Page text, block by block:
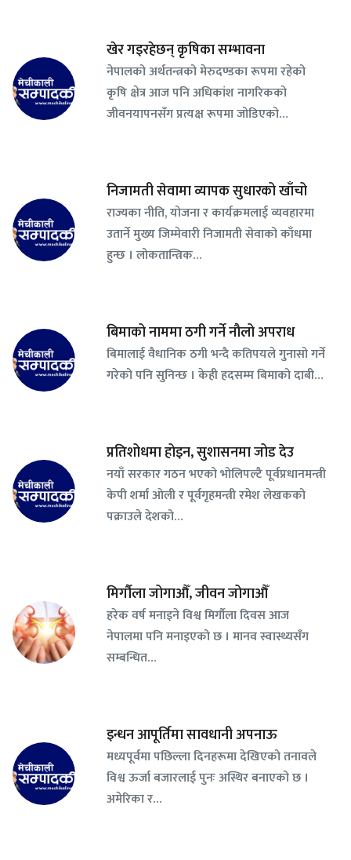
खेर गइरहेछन् कृषिका सम्भावना
नेपालको अर्थतन्त्रको मेरुदण्डका रूपमा रहेको
कृषि क्षेत्र आज पनि अधिकांश नागरिकको
जीवनयापनसँग प्रत्यक्ष रूपमा जोडिएको…
निजामती सेवामा व्यापक सुधारको खाँचो
राज्यका नीति, योजना र कार्यक्रमलाई व्यवहारमा
उतार्ने मुख्य जिम्मेवारी निजामती सेवाको काँधमा
हुन्छ । लोकतान्त्रिक…
बिमाको नाममा ठगी गर्ने नौलो अपराध
बिमालाई वैधानिक ठगी भन्दै कतिपयले गुनासो गर्ने
गरेको पनि सुनिन्छ । केही हदसम्म बिमाको दाबी…
प्रतिशोधमा होइन, सुशासनमा जोड देउ
नयाँ सरकार गठन भएको भोलिपल्टै पूर्वप्रधानमन्त्री
केपी शर्मा ओली र पूर्वगृहमन्त्री रमेश लेखकको
पक्राउले देशको…
मिर्गौला जोगाऔँ, जीवन जोगाऔँ
हरेक वर्ष मनाइने विश्व मिर्गौला दिवस आज
नेपालमा पनि मनाइएको छ । मानव स्वास्थ्यसँग
सम्बन्धित…
इन्धन आपूर्तिमा सावधानी अपनाऊ
मध्यपूर्वमा पछिल्ला दिनहरूमा देखिएको तनावले
विश्व ऊर्जा बजारलाई पुनः अस्थिर बनाएको छ ।
अमेरिका र…